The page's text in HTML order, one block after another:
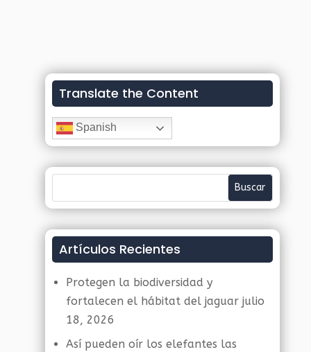
Translate the Content
Spanish
Artículos Recientes
Protegen la biodiversidad y
fortalecen el hábitat del jaguar julio
18, 2026
Así pueden oír los elefantes las